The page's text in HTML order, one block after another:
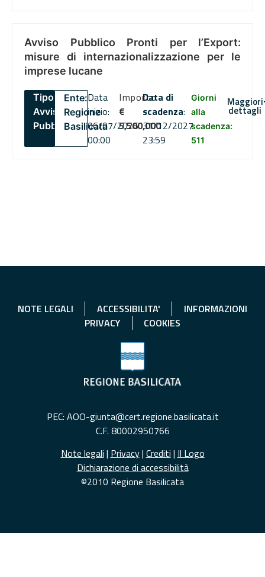
Avviso Pubblico Pronti per l’Export:
misure di internazionalizzazione per le
imprese lucane
Tipo:
Avviso
Pubblico
Ente:
Regione
Basilicata
Data
inizio:
06/07/2026
00:00
Importo
€
5,500,000
Data di
scadenza:
31/12/2027
23:59
Giorni
alla
scadenza:
511
Maggiori
dettagli
NOTE LEGALI ACCESSIBILITA'
INFORMAZIONI
PRIVACY
COOKIES
PEC: AOO-giunta@cert.regione.basilicata.it
C.F. 80002950766
Note legali | Privacy| Crediti | Il Logo
Dichiarazione di accessibilità
©2010 Regione Basilicata